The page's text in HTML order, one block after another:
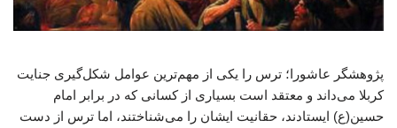
پژوهشگر عاشورا؛ ترس را یکی از مهم‌ترین عوامل شکل‌گیری جنایت
کربلا می‌داند و معتقد است بسیاری از کسانی که در برابر امام
حسین(ع) ایستادند، حقانیت ایشان را می‌شناختند، اما ترس از دست